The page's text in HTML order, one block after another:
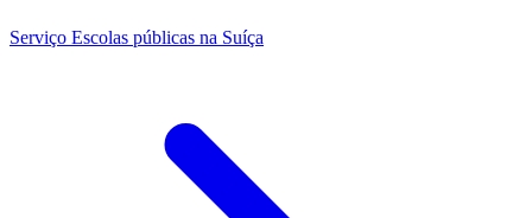
Serviço Escolas públicas na Suíça